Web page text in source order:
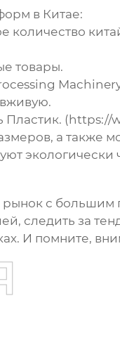
в Китае:
товары.
Пластик. (https://
а также
с
следить за
И помните,